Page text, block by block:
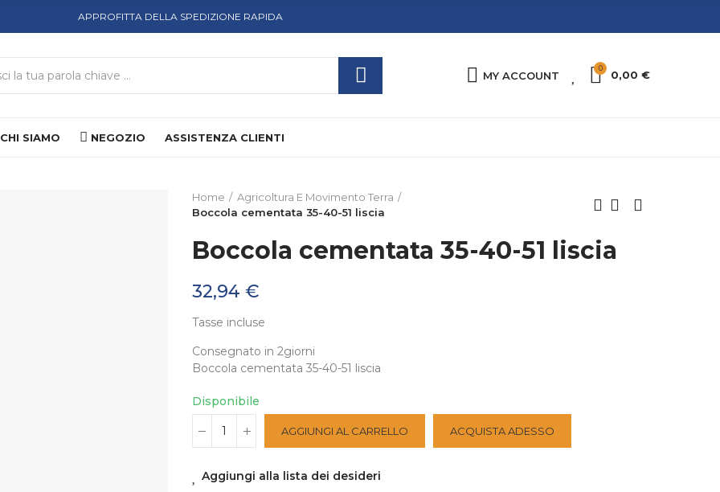
APPROFITTA DELLA SPEDIZIONE RAPIDA
MY ACCOUNT
0
0,00 €
CHI SIAMO NEGOZIO ASSISTENZA CLIENTI
Home
Agricoltura E Movimento Terra
Boccola cementata 35-40-51 liscia
Boccola cementata 35-40-51 liscia
32,94 €
Tasse incluse
Consegnato in 2giorni
Boccola cementata 35-40-51 liscia
Disponibile
AGGIUNGI AL CARRELLO ACQUISTA ADESSO
Aggiungi alla lista dei desideri